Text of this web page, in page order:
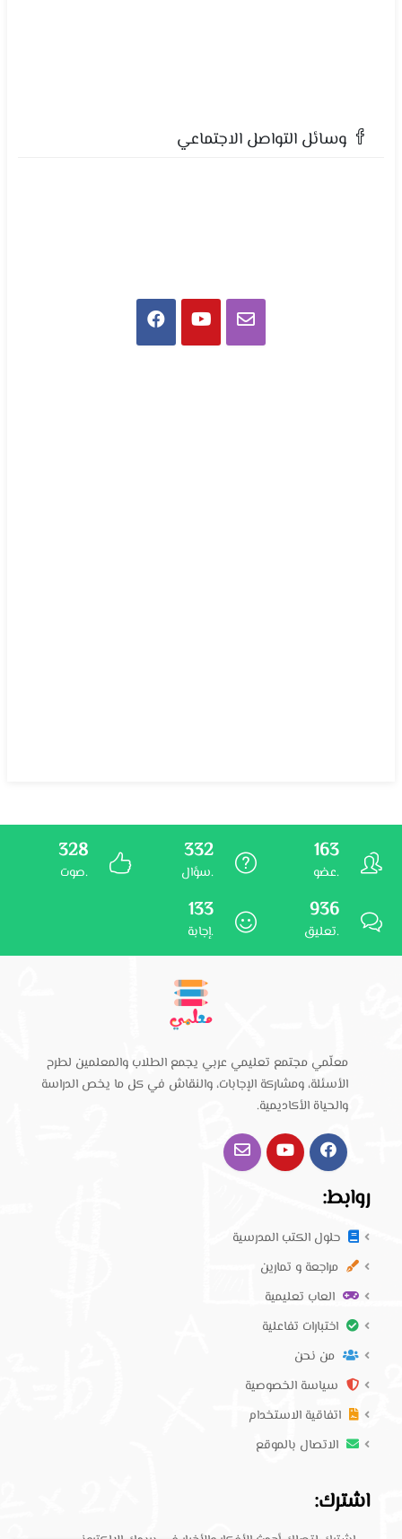
وسائل التواصل الاجتماعي
163
عضو.
332
سؤال.
328
صوت.
936
تعليق.
133
إجابة.
معلّمي مجتمع تعليمي عربي يجمع الطلاب والمعلمين لطرح
الأسئلة، ومشاركة الإجابات، والنقاش في كل ما يخص الدراسة
والحياة الأكاديمية.
روابط:
حلول الكتب المدرسية
مراجعة و تمارين
العاب تعليمية
اختبارات تفاعلية
من نحن
سياسة الخصوصية
اتفاقية الاستخدام
الاتصال بالموقع
اشترك: